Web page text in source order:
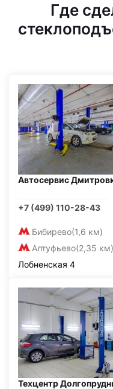
Где
Автосервис
+7 (499) 110-28-43
Бибирево(1,6 км)
Алтуфьево(2,35 км)
Лобненская 4
Техцентр